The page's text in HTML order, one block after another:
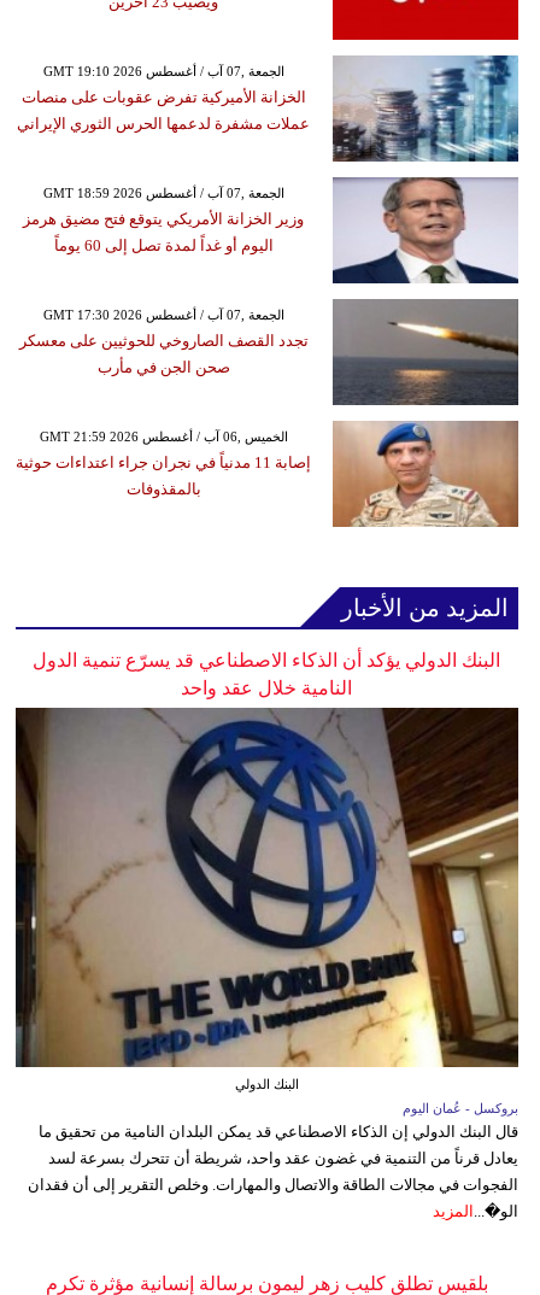
GMT 19:10 2026 الجمعة ,07 آب / أغسطس
الخزانة الأميركية تفرض عقوبات على منصات
عملات مشفرة لدعمها الحرس الثوري الإيراني
GMT 18:59 2026 الجمعة ,07 آب / أغسطس
وزير الخزانة الأمريكي يتوقع فتح مضيق هرمز
اليوم أو غداً لمدة تصل إلى 60 يوماً
GMT 17:30 2026 الجمعة ,07 آب / أغسطس
تجدد القصف الصاروخي للحوثيين على معسكر
صحن الجن في مأرب
GMT 21:59 2026 الخميس ,06 آب / أغسطس
إصابة 11 مدنياً في نجران جراء اعتداءات حوثية
بالمقذوفات
المزيد من الأخبار
البنك الدولي يؤكد أن الذكاء الاصطناعي قد يسرّع تنمية الدول
النامية خلال عقد واحد
البنك الدولي
بروكسل - عُمان اليوم
قال البنك الدولي إن الذكاء الاصطناعي قد يمكن البلدان النامية من تحقيق ما
يعادل قرناً من التنمية في غضون عقد واحد، شريطة أن تتحرك بسرعة لسد
الفجوات في مجالات الطاقة والاتصال والمهارات. وخلص التقرير إلى أن فقدان
الو�...
المزيد
بلقيس تطلق كليب زهر ليمون برسالة إنسانية مؤثرة تكرم